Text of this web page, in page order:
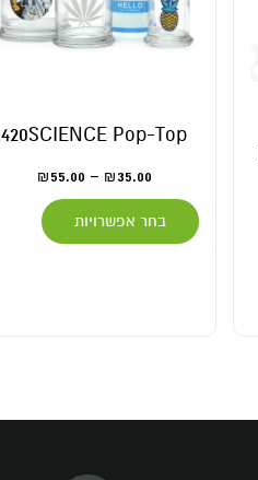
420SCIENCE Pop-Top
₪35.00
–
₪55.00
בחר אפשרויות